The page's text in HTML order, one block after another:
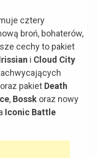
cztery
broń, bohaterów,
cechy to pakiet
i Cloud City
pakiet Death
, Bossk oraz nowy
Iconic Battle